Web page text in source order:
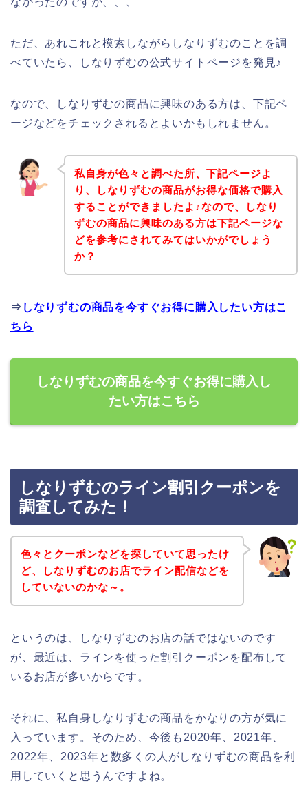
ただ、あれこれと模索しながらしなりずむのことを調
べていたら、しなりずむの公式サイトページを発見♪
なので、しなりずむの商品に興味のある方は、下記ペ
ージなどをチェックされるとよいかもしれません。
私自身が色々と調べた所、下記ページよ
り、しなりずむの商品がお得な価格で購入
することができましたよ♪なので、しなり
ずむの商品に興味のある方は下記ページな
どを参考にされてみてはいかがでしょう
か？
⇒ しなりずむの商品を今すぐお得に購入したい方はこ
ちら
しなりずむの商品を今すぐお得に購入し
たい方はこちら
しなりずむのライン割引クーポンを
調査してみた！
色々とクーポンなどを探していて思ったけ
ど、しなりずむのお店でライン配信などを
していないのかな～。
というのは、しなりずむのお店の話ではないのです
が、最近は、ラインを使った割引クーポンを配布して
いるお店が多いからです。
それに、私自身しなりずむの商品をかなりの方が気に
入っています。そのため、今後も2020年、2021年、
2022年、2023年と数多くの人がしなりずむの商品を利
用していくと思うんですよね。